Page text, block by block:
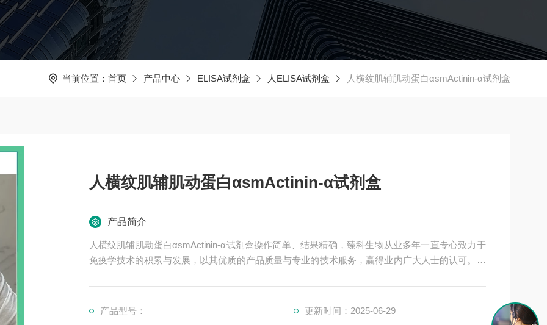
当前位置： 首页 产品中心 ELISA试剂盒 人ELISA试剂盒 人横纹肌辅肌动蛋白αsmActinin-α试剂盒
人横纹肌辅肌动蛋白αsmActinin-α试剂盒
产品简介
人横纹肌辅肌动蛋白αsmActinin-α试剂盒操作简单、结果精确，臻科生物从业多年一直专心致力于
免疫学技术的积累与发展，以其优质的产品质量与专业的技术服务，赢得业内广大人士的认可。我
产品型号： 更新时间：2025-06-29